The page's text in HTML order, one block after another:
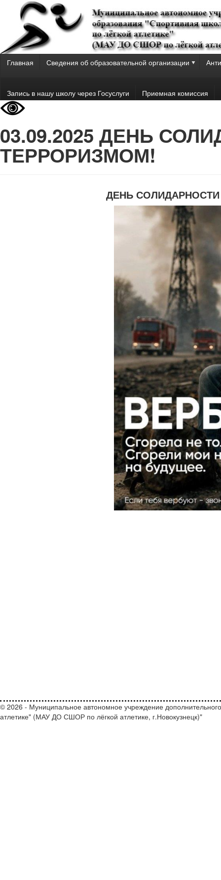
Главная Сведения об образовательной организации
Запись в нашу школу через Госуслуги Приемная комиссия
03.09.2025 ДЕНЬ
ТЕРРОРИЗМОМ!
ДЕНЬ
© 2026 - Муниципальное автономное учреждение
атлетике" (МАУ ДО СШОР по лёгкой атлетике, г.Новокузнецк)"